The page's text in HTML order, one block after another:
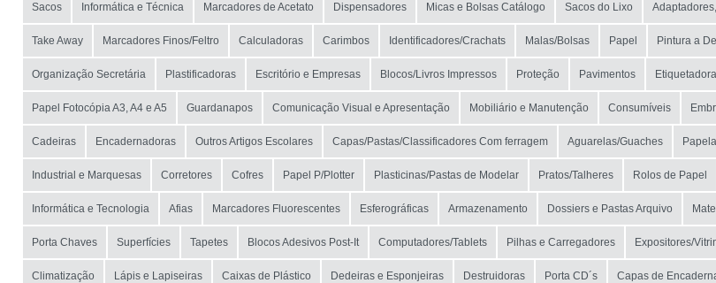
Sacos Informática e Técnica Marcadores de Acetato Dispensadores Micas e Bolsas Catálogo Sacos do Lixo
Take Away Marcadores Finos/Feltro Calculadoras Carimbos Identificadores/Crachats Malas/Bolsas Papel Pintura a
Organização Secretária Plastificadoras Escritório e Empresas Blocos/Livros Impressos Proteção Pavimentos
Papel Fotocópia A3, A4 e A5 Guardanapos Comunicação Visual e Apresentação Mobiliário e Manutenção Consumíveis
Cadeiras Encadernadoras Outros Artigos Escolares Capas/Pastas/Classificadores Com ferragem Aguarelas/Guaches
Industrial e Marquesas Corretores Cofres Papel P/Plotter Plasticinas/Pastas de Modelar Pratos/Talheres Rolos de Papel
Informática e Tecnologia Afias Marcadores Fluorescentes Esferográficas Armazenamento Dossiers e Pastas Arquivo
Porta Chaves Superfícies Tapetes Blocos Adesivos Post-It Computadores/Tablets Pilhas e Carregadores Expositores/
Climatização Lápis e Lapiseiras Caixas de Plástico Dedeiras e Esponjeiras Destruidoras Porta CD´s Capas de